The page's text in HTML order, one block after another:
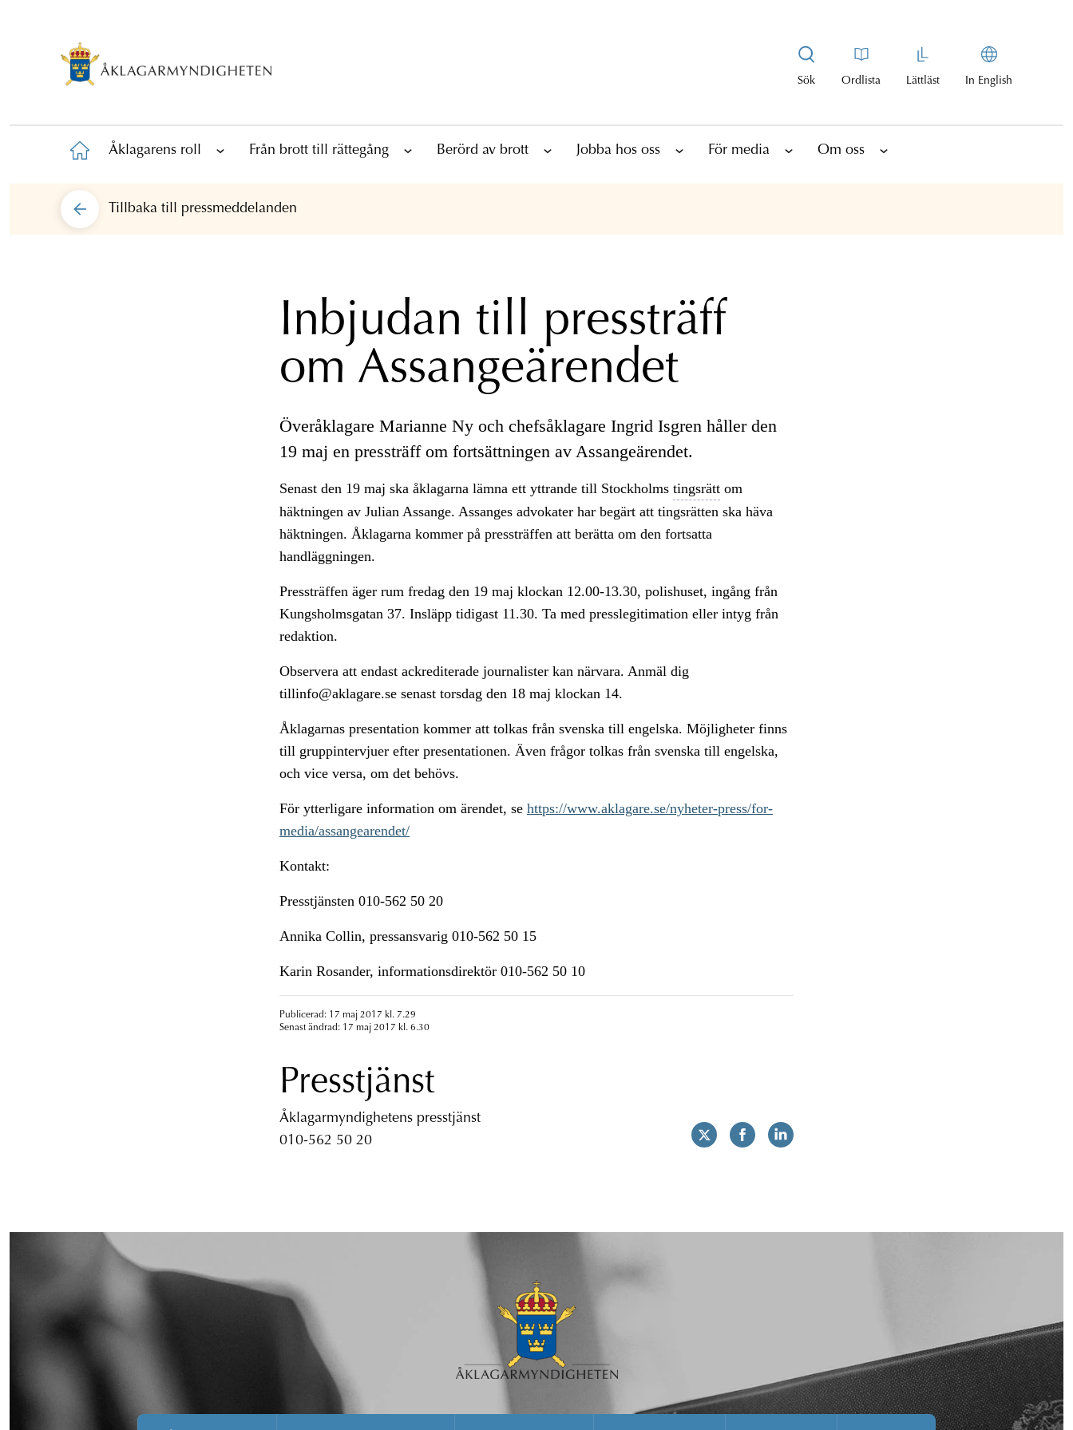
Sök Ordlista Lättläst In English
Åklagarens roll Från brott till rättegång Berörd av brott Jobba hos oss För media Om oss
Tillbaka till pressmeddelanden
Inbjudan till pressträff
om Assangeärendet
Överåklagare Marianne Ny och chefsåklagare Ingrid Isgren håller den
19 maj en pressträff om fortsättningen av Assangeärendet.
Senast den 19 maj ska åklagarna lämna ett yttrande till Stockholms tingsrättom
häktningen av Julian Assange. Assanges advokater har begärt att tingsrätten ska häva
häktningen. Åklagarna kommer på pressträffen att berätta om den fortsatta
handläggningen.
Pressträffen äger rum fredag den 19 maj klockan 12.00-13.30, polishuset, ingång från
Kungsholmsgatan 37. Insläpp tidigast 11.30. Ta med presslegitimation eller intyg från
redaktion.
Observera att endast ackrediterade journalister kan närvara. Anmäl dig
tillinfo@aklagare.se senast torsdag den 18 maj klockan 14.
Åklagarnas presentation kommer att tolkas från svenska till engelska. Möjligheter finns
till gruppintervjuer efter presentationen. Även frågor tolkas från svenska till engelska,
och vice versa, om det behövs.
För ytterligare information om ärendet, se https://www.aklagare.se/nyheter-press/for-
media/assangearendet/
Kontakt:
Presstjänsten 010-562 50 20
Annika Collin, pressansvarig 010-562 50 15
Karin Rosander, informationsdirektör 010-562 50 10
Publicerad: 17 maj 2017 kl. 7.29
Senast ändrad: 17 maj 2017 kl. 6.30
Presstjänst
Åklagarmyndighetens presstjänst
010-562 50 20